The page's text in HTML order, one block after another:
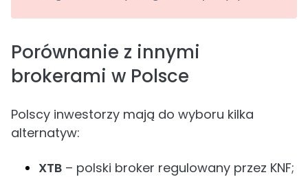
Porównanie z innymi
brokerami w Polsce
Polscy inwestorzy mają do wyboru kilka
alternatyw:
XTB – polski broker regulowany przez KNF;